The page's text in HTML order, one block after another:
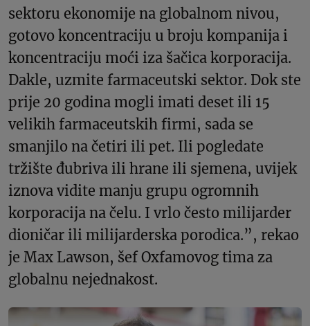
sektoru ekonomije na globalnom nivou,
gotovo koncentraciju u broju kompanija i
koncentraciju moći iza šačica korporacija.
Dakle, uzmite farmaceutski sektor. Dok ste
prije 20 godina mogli imati deset ili 15
velikih farmaceutskih firmi, sada se
smanjilo na četiri ili pet. Ili pogledate
tržište đubriva ili hrane ili sjemena, uvijek
iznova vidite manju grupu ogromnih
korporacija na čelu. I vrlo često milijarder
dioničar ili milijarderska porodica.”, rekao
je Max Lawson, šef Oxfamovog tima za
globalnu nejednakost.